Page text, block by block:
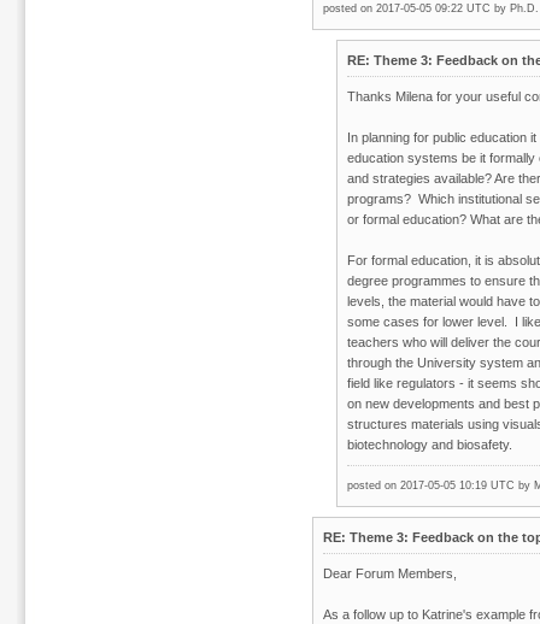
posted on 2017-05-05 09:22 UTC by
RE: Theme 3: Feedback on
Thanks Milena for your useful
In planning for public education
education systems be it
and strategies available? Are
programs? Which institutional
or formal education? What are
For formal education, it is
degree programmes to ensure
levels, the material would have
some cases for lower level. I
teachers who will deliver the
through the University system
field like regulators - it seems
on new developments and best
structures materials using
biotechnology and biosafety.
posted on 2017-05-05 10:19 UTC by
RE: Theme 3: Feedback on the
Dear Forum Members,
As a follow up to Katrine's example